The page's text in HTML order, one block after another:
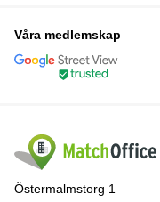
Våra medlemskap
Östermalmstorg 1